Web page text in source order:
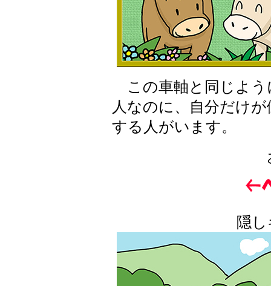
この車軸と同じよう
人なのに、自分だけ
する人がいます。
隠